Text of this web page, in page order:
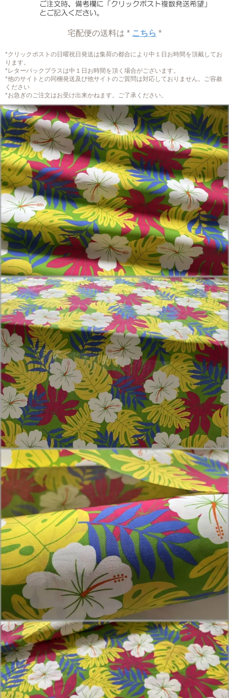
宅配便の送料は * こちら *
*クリックポストの日曜祝日発送は集荷の都合により中１日お時間を頂戴してお
ります。
*レターパックプラスは中１日お時間を頂く場合がございます。
*他のサイトとの同梱発送及び他サイトのご質問は対応しておりません。ご容赦
ください
*お急ぎのご注文はお受け出来かねます。ご了承ください。